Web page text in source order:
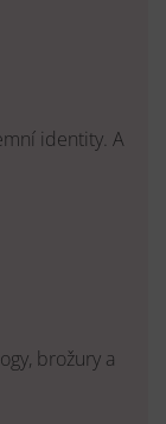
identity. A
brožury a